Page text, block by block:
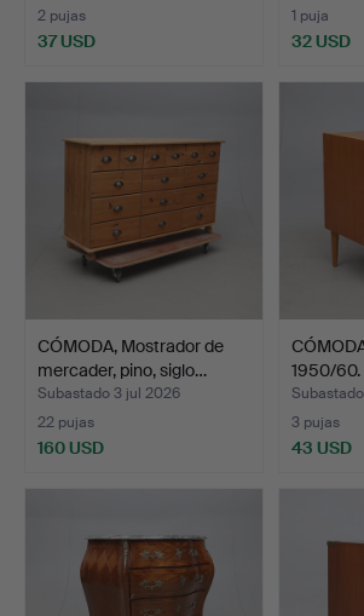
2 pujas
37 USD
1 puja
32 USD
CÓMODA, Mostrador de
mercader, pino, siglo…
Subastado 3 jul 2026
22 pujas
160 USD
1950/60.
3 pujas
43 USD